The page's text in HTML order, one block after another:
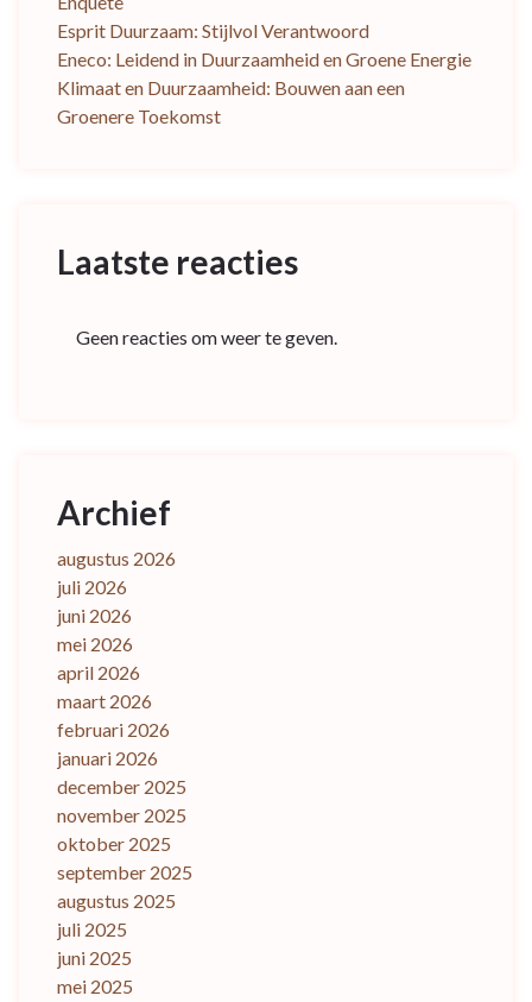
Esprit Duurzaam: Stijlvol Verantwoord
Eneco: Leidend in Duurzaamheid en Groene Energie
Klimaat en Duurzaamheid: Bouwen aan een
Groenere Toekomst
Laatste reacties
Geen reacties om weer te geven.
Archief
augustus 2026
juli 2026
juni 2026
mei 2026
april 2026
maart 2026
februari 2026
januari 2026
december 2025
november 2025
oktober 2025
september 2025
augustus 2025
juli 2025
juni 2025
mei 2025